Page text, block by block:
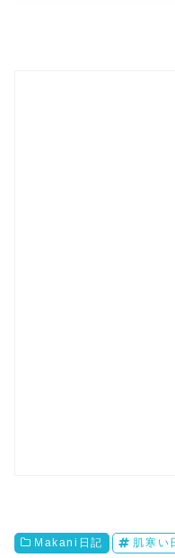
Makani日記 肌寒い